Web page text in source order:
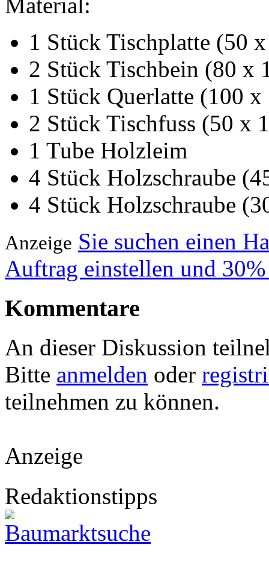
Material:
1 Stück Tischplatte (50
2 Stück Tischbein (80 x
1 Stück Querlatte (100 x
2 Stück Tischfuss (50 x
1 Tube Holzleim
4 Stück Holzschraube
4 Stück Holzschraube
Anzeige Sie suchen einen
Auftrag einstellen und
Kommentare
An dieser Diskussion
Bitte anmelden oder
teilnehmen zu können.
Anzeige
Redaktionstipps